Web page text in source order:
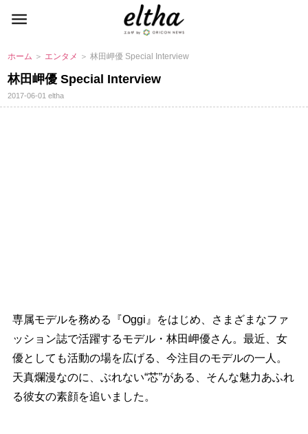
ホーム ＞ エンタメ ＞ 林田岬優 Special Interview
林田岬優 Special Interview
2017-06-01eltha
専属モデルを務める『Oggi』をはじめ、さまざまなファ
ッション誌で活躍するモデル・林田岬優さん。最近、女
優としても活動の場を広げる、今注目のモデルの一人。
天真爛漫なのに、ぶれない“芯”がある、そんな魅力あふれ
る彼女の素顔を追いました。